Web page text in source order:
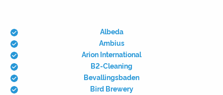
Albeda
Ambius
Arion International
B2-Cleaning
Bevallingsbaden
Bird Brewery